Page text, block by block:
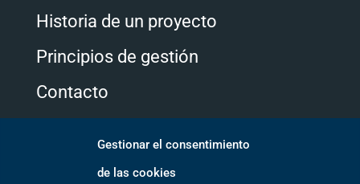
Gestionar el consentimiento
de las cookies
Historia de un proyecto
Principios de gestión
Contacto
Síguenos